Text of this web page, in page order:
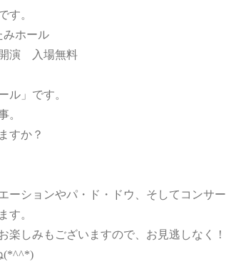
す。
みホール
演 入場無料
ル」です。
。
すか？
ーションやパ・ド・ドウ、そしてコンサ
す。
楽しみもございますので、お見逃しなく！
(*^^*)